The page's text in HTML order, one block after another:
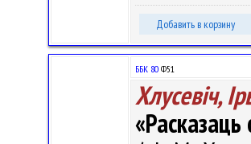
Добавить в корзину
ББК 80 Ф51
Хлусевіч,
«Расказаць